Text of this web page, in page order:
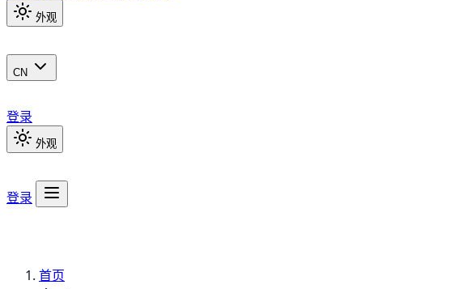
外观
CN
登录
外观
登录
首页